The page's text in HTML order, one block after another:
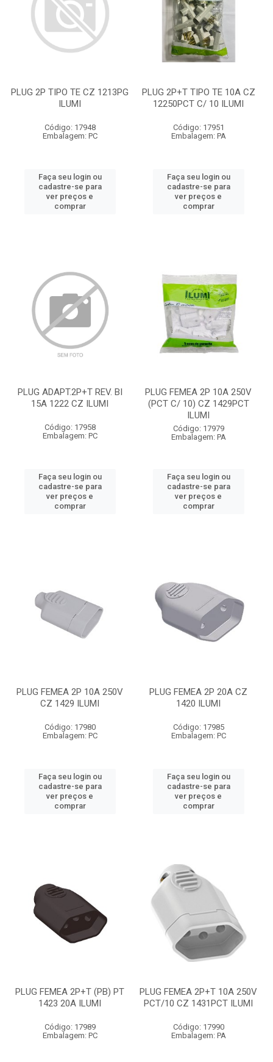
PLUG 2P TIPO TE CZ 1213PG
ILUMI
Código: 17948
Embalagem: PC
Faça seu login ou
cadastre-se para
ver preços e
comprar
PLUG 2P+T TIPO TE 10A CZ
12250PCT C/ 10 ILUMI
Código: 17951
Embalagem: PA
Faça seu login ou
cadastre-se para
ver preços e
comprar
PLUG ADAPT.2P+T REV. BI
15A 1222 CZ ILUMI
Código: 17958
Embalagem: PC
Faça seu login ou
cadastre-se para
ver preços e
comprar
PLUG FEMEA 2P 10A 250V
(PCT C/ 10) CZ 1429PCT
ILUMI
Código: 17979
Embalagem: PA
Faça seu login ou
cadastre-se para
ver preços e
comprar
PLUG FEMEA 2P 10A 250V
CZ 1429 ILUMI
Código: 17980
Embalagem: PC
Faça seu login ou
cadastre-se para
ver preços e
comprar
PLUG FEMEA 2P 20A CZ
1420 ILUMI
Código: 17985
Embalagem: PC
Faça seu login ou
cadastre-se para
ver preços e
comprar
PLUG FEMEA 2P+T (PB) PT
1423 20A ILUMI
Código: 17989
Embalagem: PC
PLUG FEMEA 2P+T 10A 250V
PCT/10 CZ 1431PCT ILUMI
Código: 17990
Embalagem: PA